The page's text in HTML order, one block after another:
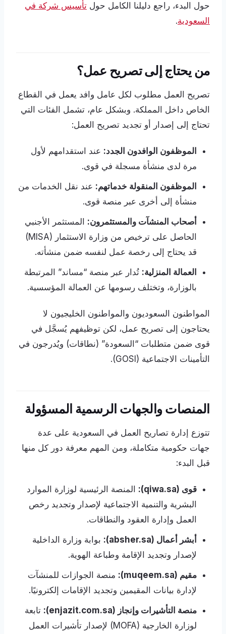
حول البدء، راجع دليلنا الكامل حول تأسيس شركة في
السعودية.
من يحتاج إلى تصريح عمل؟
تصريح العمل مطلوب لكل عامل وافد يعمل في القطاع
الخاص داخل المملكة. وبشكل عام، تشمل الفئات التي
تحتاج إلى إصدار أو تجديد تصريح العمل:
الموظفون الوافدون الجدد: عند استقدامهم لأول
مرة لدى منشأة مسجلة في قوى.
الموظفون المنقولة خدماتهم: عند نقل الخدمات من
منشأة إلى أخرى عبر منصة قوى.
أصحاب المنشآت والمستثمرون: المستثمر الأجنبي
الحاصل على ترخيص من وزارة الاستثمار (MISA)
قد يحتاج إلى رخصة عمل لنفسه ضمن منشأته.
العمالة المنزلية: تُدار عبر منصة “مساند” المرتبطة
بالوزارة، وتختلف رسومها عن العمالة المؤسسية.
المواطنون السعوديون والمواطنون الخليجيون لا
يحتاجون إلى تصريح عمل، لكن توظيفهم يُسجَّل في
قوى ضمن متطلبات “السعودة” (نطاقات) ويُدرجون في
التأمينات الاجتماعية (GOSI).
المنصات والجهات الرسمية المسؤولة
تتوزع إدارة تصاريح العمل في السعودية على عدة
جهات حكومية متكاملة، ومن المهم معرفة دور كل منها
قبل البدء:
قوى (qiwa.sa):
المنصة الرئيسية لوزارة الموارد
البشرية والتنمية الاجتماعية لإصدار وتجديد رخص
العمل وإدارة العقود والنطاقات.
أبشر أعمال (absher.sa):
بوابة وزارة الداخلية
لإصدار وتجديد الإقامة وطباعة الهوية.
مقيم (muqeem.sa):
منصة الجوازات للمنشآت
لإدارة بيانات المقيمين وتجديد الإقامات إلكترونيًا.
منصة التأشيرات وإنجاز (enjazit.com.sa):
تابعة
لوزارة الخارجية (MOFA) لإصدار تأشيرات العمل